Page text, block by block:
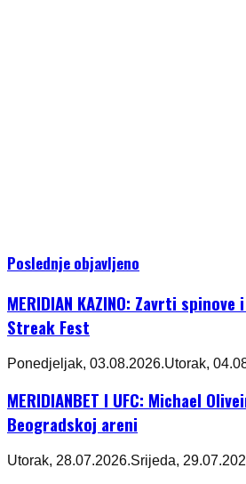
Poslednje objavljeno
MERIDIAN KAZINO: Zavrti
Streak Fest
Ponedjeljak, 03.08.2026.Utorak,
MERIDIANBET I UFC: Michael
Beogradskoj areni
Utorak, 28.07.2026.Srijeda,